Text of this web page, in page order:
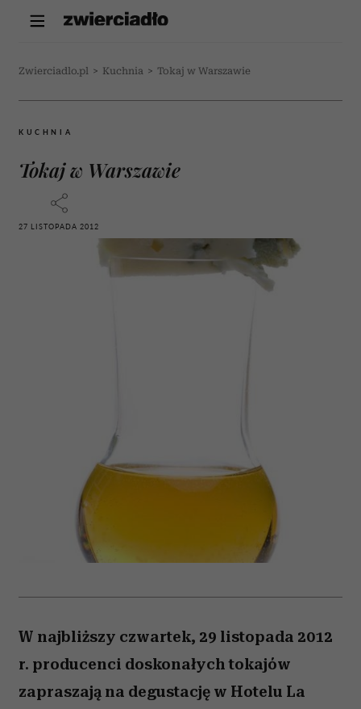
Zwierciadlo.pl > Kuchnia > Tokaj w Warszawie
KUCHNIA
Tokaj w Warszawie
27 LISTOPADA 2012
W najbliższy czwartek, 29 listopada 2012
r. producenci doskonałych tokajów
zapraszają na degustację w Hotelu La